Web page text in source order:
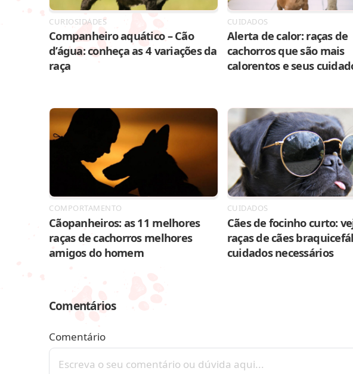
CURIOSIDADES
Companheiro aquático – Cão
d’água: conheça as 4 variações da
raça
CUIDADOS
Alerta de calor: raças de
cachorros que são mais
calorentos e seus
COMPORTAMENTO
Cãopanheiros: as 11 melhores
raças de cachorros melhores
amigos do homem
CUIDADOS
Cães de focinho curto:
raças de cães
cuidados necessários
Comentários
Comentário